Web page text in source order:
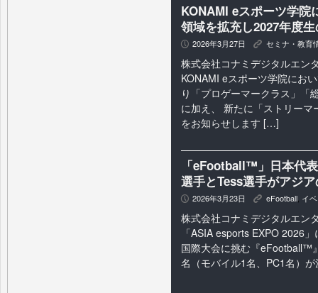
KONAMI eスポーツ学院
領域を拡充し2027年度
P 2026年3月27日 K セミナ・教育
株式会社コナミデジタルエン
KONAMI eスポーツ学院にお
り「プロゲーマークラス」「
に加え、 新たに「ストリー
をお知らせします […]
「eFootball™」日本代
選手とTess選手がアジ
P 2026年3月23日 K eFootball, イ
株式会社コナミデジタルエン
「ASIA esports EXPO 2026
国際大会に挑む『eFootball™
名（モバイル1名、PC1名）